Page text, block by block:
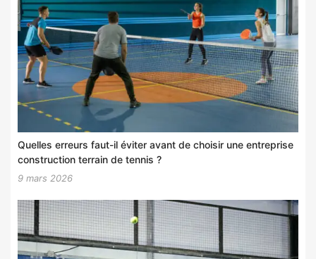
Quelles erreurs faut-il éviter avant de choisir une entreprise
construction terrain de tennis ?
9 mars 2026